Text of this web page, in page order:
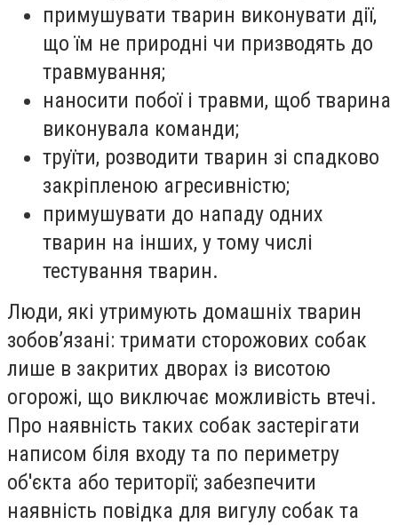
примушувати тварин виконувати дії,
що їм не природні чи призводять до
травмування;
наносити побої і травми, щоб тварина
виконувала команди;
труїти, розводити тварин зі спадково
закріпленою агресивністю;
примушувати до нападу одних
тварин на інших, у тому числі
тестування тварин.
Люди, які утримують домашніх тварин
зобов’язані: тримати сторожових собак
лише в закритих дворах із висотою
огорожі, що виключає можливість втечі.
Про наявність таких собак застерігати
написом біля входу та по периметру
об'єкта або території; забезпечити
наявність повідка для вигулу собак та